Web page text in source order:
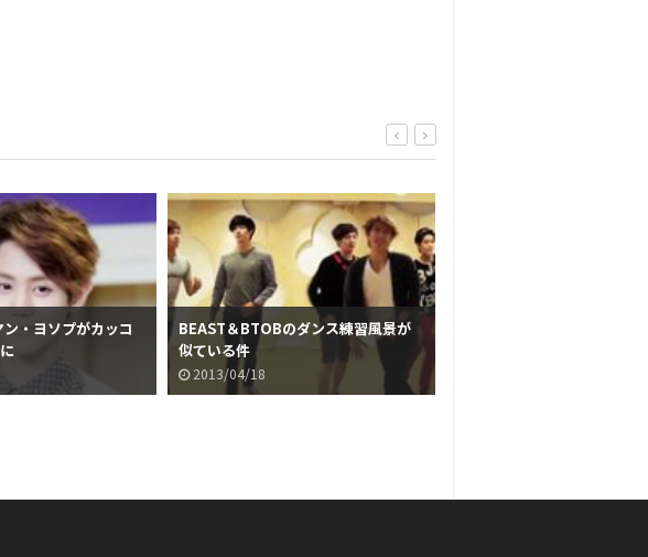
・ヨソプがカッコ
BEAST＆BTOBのダンス練習風景が
似ている件
2013/04/18